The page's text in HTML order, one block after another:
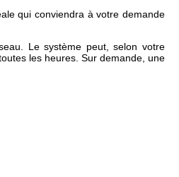
qui conviendra à votre demande
Le système peut, selon votre
les heures. Sur demande, une